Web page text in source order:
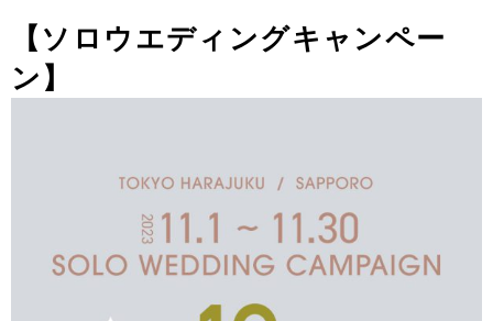
【ソロウエディングキャンペー
ン】